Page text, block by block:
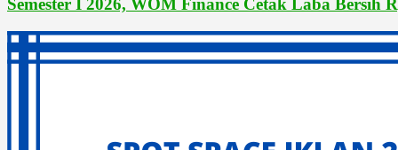
Semester I 2026, WOM Finance Cetak Laba Bersih